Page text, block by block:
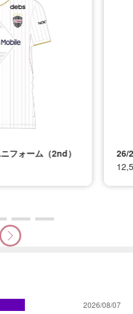
フォーム（2nd）
26/
2026/08/07